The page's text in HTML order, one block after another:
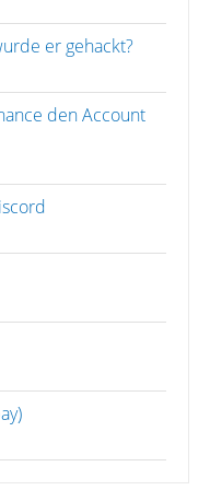
er gehackt?
den Account